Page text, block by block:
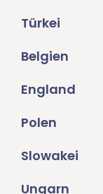
Türkei
Belgien
England
Polen
Slowakei
Ungarn